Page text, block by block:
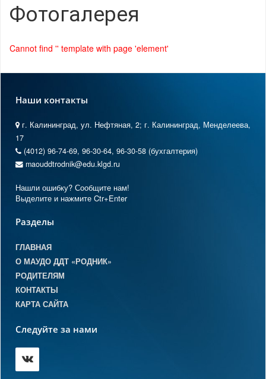
Фотогалерея
Cannot find '' template with page 'element'
Наши контакты
г. Калининград, ул. Нефтяная, 2; г. Калининград, Менделеева,
17
(4012) 96-74-69, 96-30-64, 96-30-58 (бухгалтерия)
maouddtrodnik@edu.klgd.ru
Нашли ошибку? Сообщите нам!
Выделите и нажмите Ctr+Enter
Разделы
ГЛАВНАЯ
О МАУДО ДДТ «РОДНИК»
РОДИТЕЛЯМ
КОНТАКТЫ
КАРТА САЙТА
Следуйте за нами